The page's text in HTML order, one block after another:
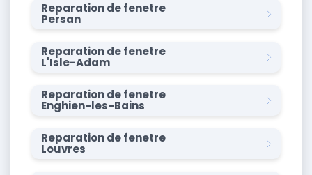
Reparation de fenetre
Persan
Reparation de fenetre
L'Isle-Adam
Reparation de fenetre
Enghien-les-Bains
Reparation de fenetre
Louvres